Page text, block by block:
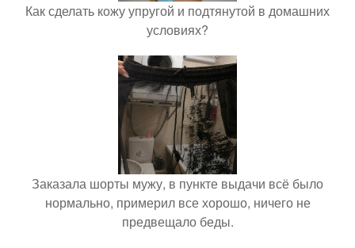
Как сделать кожу упругой и подтянутой в домашних
условиях?
Заказала шорты мужу, в пункте выдачи всё было
нормально, примерил все хорошо, ничего не
предвещало беды.